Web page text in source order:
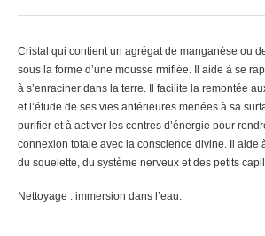
Cristal qui contient un agrégat de manganèse ou
sous la forme d’une mousse rmifiée. Il aide à se
à s’enraciner dans la terre. Il facilite la remontée
et l’étude de ses vies antérieures menées à sa
purifier et à activer les centres d’énergie pour
connexion totale avec la conscience divine. Il aide
du squelette, du système nerveux et des petits
Nettoyage : immersion dans l’eau.